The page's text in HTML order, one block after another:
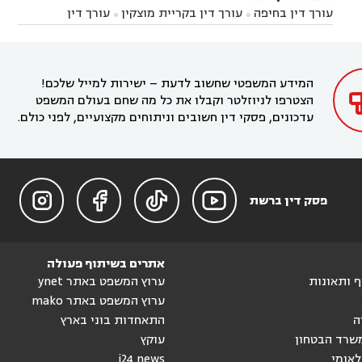
השרון
עורך דין באבן יהודה
עורך דין בחריש עורך דין בקיסריה עורך דין בקדימה עורך דין בחיפה  עורך דין בקריית מוצקין 
עורך דין
בקרית מוצקין
עורך דין בקריית אתא
עורך דין
המידע המשפטי שחשוב לדעת – ישירות למייל שלכם!
הצטרפו לניוזלטר וקבלו את כל מה שחם בעולם המשפט
עדכונים, פסקי דין חשובים וניתוחים מקצועיים, לפני כולם.
פסק דין ברשת 



ותאונות
הבטחון
אתרים בשיתוף פעולה
ערוץ המשפט באתר ynet
ערוץ המשפט באתר mako
התאחדות בוני בארץ
עוקץ